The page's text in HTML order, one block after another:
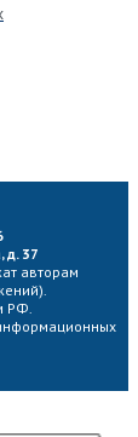
д. 37
авторам
РФ.